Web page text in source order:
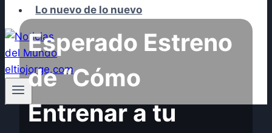
Lo nuevo de lo nuevo
Esperado Estreno
de “Cómo
Entrenar a tu